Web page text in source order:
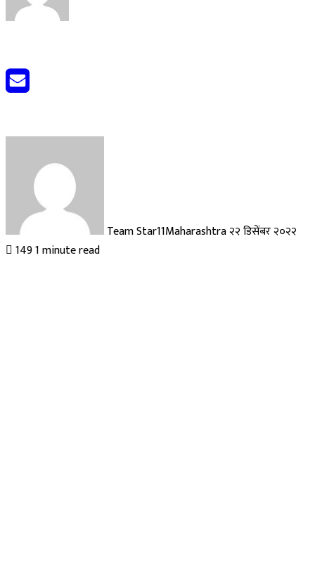
Team Star11Maharashtra२२ डिसेंबर २०२२
1491 minute read